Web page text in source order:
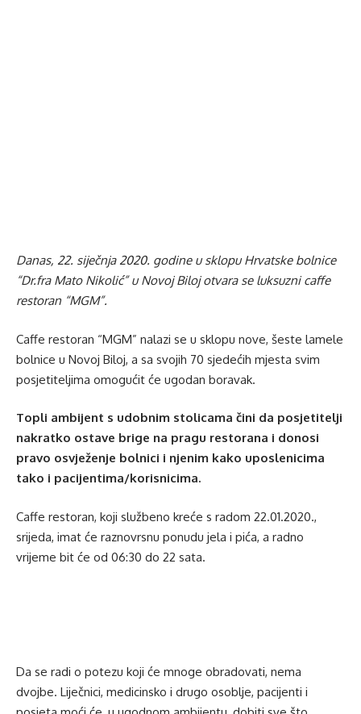
Danas, 22. siječnja 2020. godine u sklopu Hrvatske bolnice
“Dr.fra Mato Nikolić” u Novoj Biloj otvara se luksuzni caffe
restoran “MGM”.
Caffe restoran “MGM” nalazi se u sklopu nove, šeste lamele
bolnice u Novoj Biloj, a sa svojih 70 sjedećih mjesta svim
posjetiteljima omogućit će ugodan boravak.
Topli ambijent s udobnim stolicama čini da posjetitelji
nakratko ostave brige na pragu restorana i donosi
pravo osvježenje bolnici i njenim kako uposlenicima
tako i pacijentima/korisnicima.
Caffe restoran, koji službeno kreće s radom 22.01.2020.,
srijeda, imat će raznovrsnu ponudu jela i pića, a radno
vrijeme bit će od 06:30 do 22 sata.
Da se radi o potezu koji će mnoge obradovati, nema
dvojbe. Liječnici, medicinsko i drugo osoblje, pacijenti i